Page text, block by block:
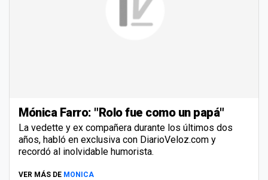
Mónica Farro: "Rolo fue como un papá"
La vedette y ex compañera durante los últimos dos
años, habló en exclusiva con DiarioVeloz.com y
recordó al inolvidable humorista.
VER MÁS DE MONICA